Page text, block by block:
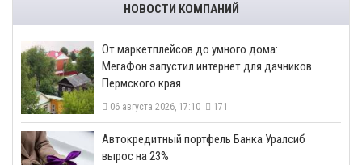
НОВОСТИ КОМПАНИЙ
От маркетплейсов до умного дома:
МегаФон запустил интернет для дачников
Пермского края
06 августа 2026, 17:10 171
​Автокредитный портфель Банка Уралсиб
вырос на 23%